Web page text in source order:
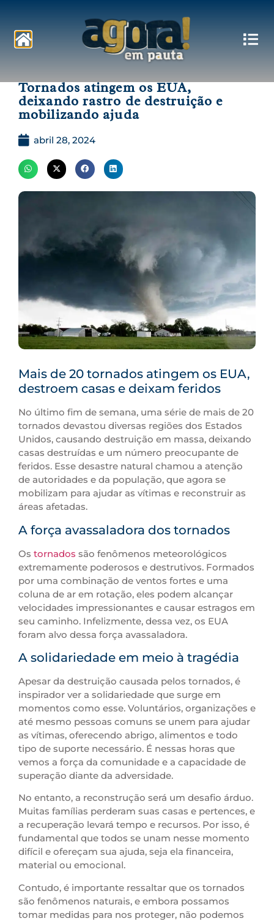
Tornados atingem os EUA,
deixando rastro de destruição e
mobilizando ajuda
abril 28, 2024
Mais de 20 tornados atingem os EUA,
destroem casas e deixam feridos
No último fim de semana, uma série de mais de 20
tornados devastou diversas regiões dos Estados
Unidos, causando destruição em massa, deixando
casas destruídas e um número preocupante de
feridos. Esse desastre natural chamou a atenção
de autoridades e da população, que agora se
mobilizam para ajudar as vítimas e reconstruir as
áreas afetadas.
A força avassaladora dos tornados
Os tornados são fenômenos meteorológicos
extremamente poderosos e destrutivos. Formados
por uma combinação de ventos fortes e uma
coluna de ar em rotação, eles podem alcançar
velocidades impressionantes e causar estragos em
seu caminho. Infelizmente, dessa vez, os EUA
foram alvo dessa força avassaladora.
A solidariedade em meio à tragédia
Apesar da destruição causada pelos tornados, é
inspirador ver a solidariedade que surge em
momentos como esse. Voluntários, organizações e
até mesmo pessoas comuns se unem para ajudar
as vítimas, oferecendo abrigo, alimentos e todo
tipo de suporte necessário. É nessas horas que
vemos a força da comunidade e a capacidade de
superação diante da adversidade.
No entanto, a reconstrução será um desafio árduo.
Muitas famílias perderam suas casas e pertences, e
a recuperação levará tempo e recursos. Por isso, é
fundamental que todos se unam nesse momento
difícil e ofereçam sua ajuda, seja ela financeira,
material ou emocional.
Contudo, é importante ressaltar que os tornados
são fenômenos naturais, e embora possamos
tomar medidas para nos proteger, não podemos